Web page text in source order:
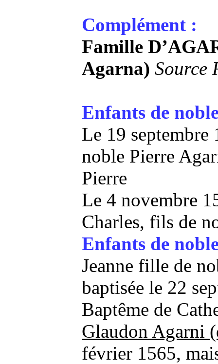
Complément :
Famille
Agarna) Source
Enfants de
Le 19 septembre
noble Pierre
Pierre
Le 4 novembre
Charles, fils de
Enfants de
Jeanne fille de
baptisée le 22
Baptême de
Glaudon Agarni
février 1565,